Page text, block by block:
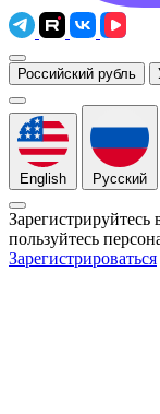
Российский рубль
English Русский
Зарегистрируйтесь
пользуйтесь
Зарегистрироваться